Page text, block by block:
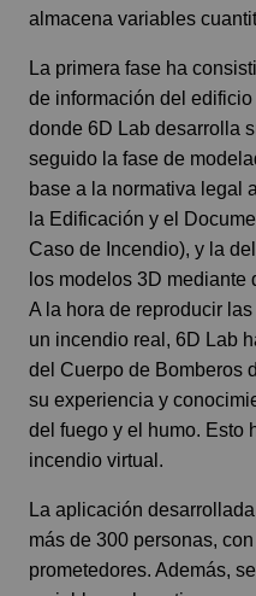
almacena variables
La primera fase ha
de información del
donde 6D Lab desarrolla
seguido la fase de
base a la normativa legal
la Edificación y el
Caso de Incendio), y la
los modelos 3D mediante
A la hora de reproducir
un incendio real, 6D Lab
del Cuerpo de Bomberos
su experiencia y
del fuego y el humo. Esto
incendio virtual.
La aplicación
más de 300 personas,
prometedores. Además,